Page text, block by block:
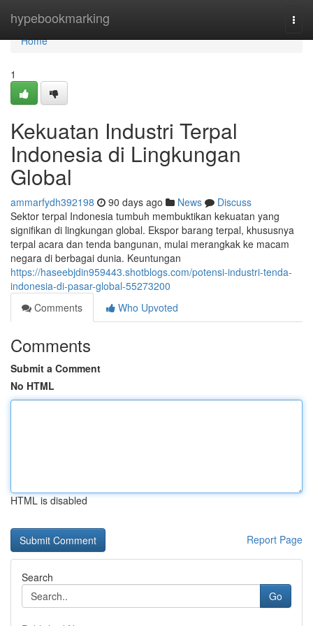
hypebookmarking
Home
Home
1
Kekuatan Industri Terpal
Indonesia di Lingkungan
Global
ammarfydh392198 90 days ago News
Discuss
Sektor terpal Indonesia tumbuh membuktikan kekuatan yang
signifikan di lingkungan global. Ekspor barang terpal, khususnya
terpal acara dan tenda bangunan, mulai merangkak ke macam
negara di berbagai dunia. Keuntungan
https://haseebjdin959443.shotblogs.com/potensi-industri-tenda-
indonesia-di-pasar-global-55273200
Comments
Who Upvoted
Comments
Submit a Comment
No HTML
HTML is disabled
Report Page
Search
Go